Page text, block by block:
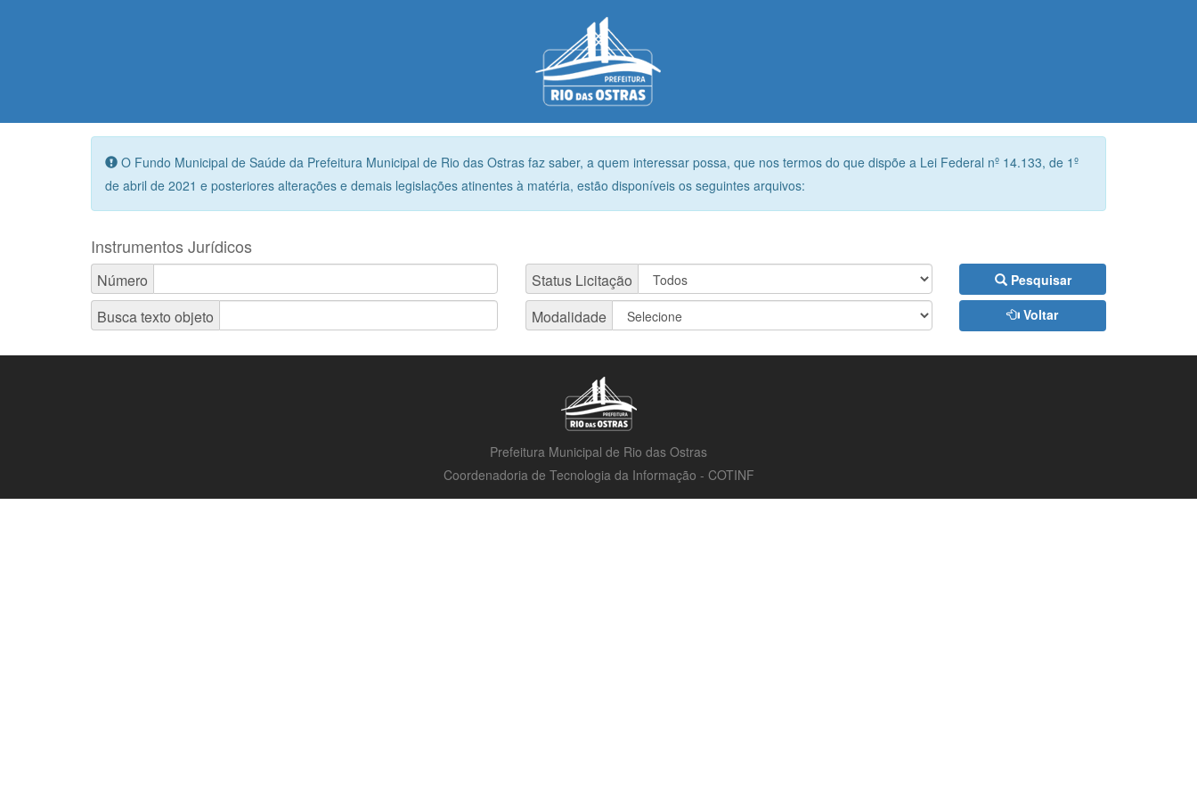
O Fundo Municipal de Saúde da Prefeitura Municipal de Rio das Ostras faz saber, a quem interessar possa, que nos termos do que dispõe a Lei Federal nº 14.133, de 1º
de abril de 2021 e posteriores alterações e demais legislações atinentes à matéria, estão disponíveis os seguintes arquivos:
Instrumentos Jurídicos
Número Status Licitação Pesquisar
Busca texto objeto Modalidade Voltar
Prefeitura Municipal de Rio das Ostras
Coordenadoria de Tecnologia da Informação - COTINF